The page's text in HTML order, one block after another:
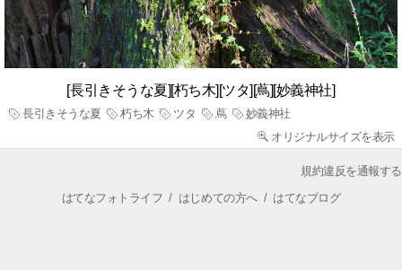
[長引きそうな夏][朽ち木][ツタ][蔦][妙義神社]
長引きそうな夏 朽ち木 ツタ 蔦
妙義神社
オリジナルサイズを表示
規約違反を通報する
はてなフォトライフ / はじめての方へ/ はてなブログ